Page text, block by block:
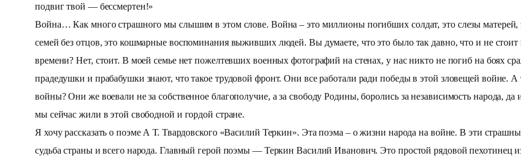
подвиг твой — бессмертен!»
Война… Как много страшного мы слышим в этом слове. Война – это миллионы погибших солдат, это слезы матерей,
семей без отцов, это кошмарные воспоминания выживших людей. Вы думаете, что это было так давно, что и не стоит
времени? Нет, стоит. В моей семье нет пожелтевших военных фотографий на стенах, у нас никто не погиб на боях
прадедушки и прабабушки знают, что такое трудовой фронт. Они все работали ради победы в этой зловещей войне.
войны? Они же воевали не за собственное благополучие, а за свободу Родины, боролись за независимость народа, да
мы сейчас жили в этой свободной и гордой стране.
Я хочу рассказать о поэме А Т. Твардовского «Василий Теркин». Эта поэма – о жизни народа на войне. В эти
судьба страны и всего народа. Главный герой поэмы — Теркин Василий Иванович. Это простой рядовой пехотинец